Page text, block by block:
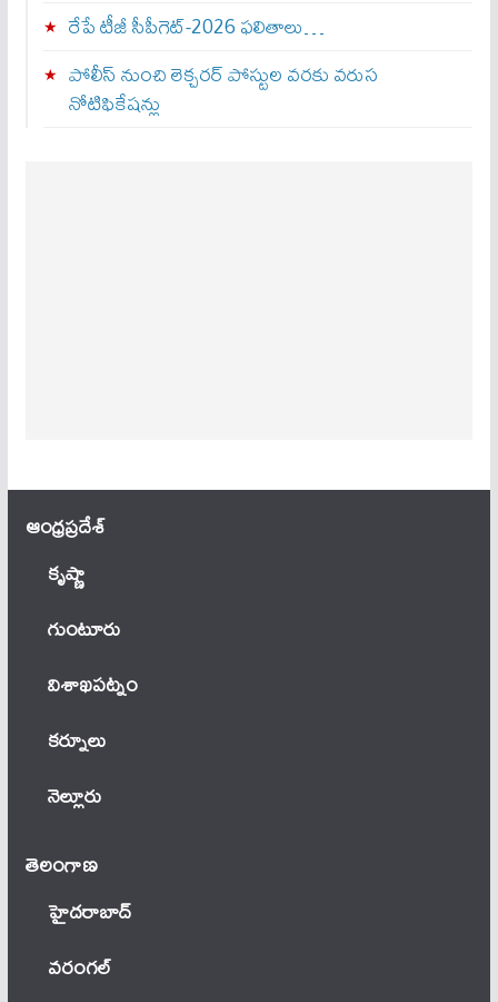
రేపే టీజీ సీపీగెట్‌-2026 ఫలితాలు…
పోలీస్ నుంచి లెక్చరర్ పోస్టుల వరకు వరుస
నోటిఫికేషన్లు
ఆంధ్ర‌ప్ర‌దేశ్
కృష్ణా
గుంటూరు
విశాఖపట్నం
కర్నూలు
నెల్లూరు
తెలంగాణ‌
హైదరాబాద్
వ‌రంగ‌ల్